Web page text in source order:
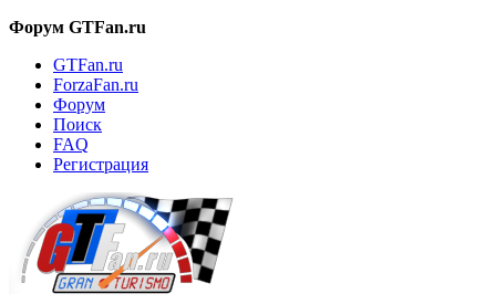
Форум GTFan.ru
GTFan.ru
ForzaFan.ru
Форум
Поиск
FAQ
Регистрация